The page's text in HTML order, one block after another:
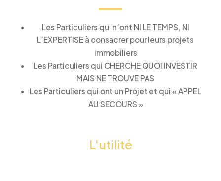
Les Particuliers qui n’ont NI LE TEMPS, NI
L’EXPERTISE à consacrer pour leurs projets
immobiliers
Les Particuliers qui CHERCHE QUOI INVESTIR
MAIS NE TROUVE PAS
Les Particuliers qui ont un Projet et qui « APPEL
AU SECOURS »
L'utilité